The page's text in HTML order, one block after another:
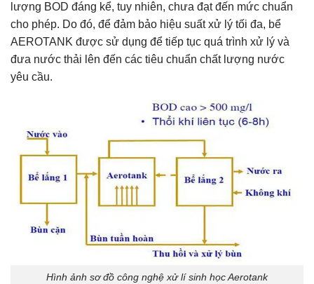
lượng BOD đáng kể, tuy nhiên, chưa đạt đến mức chuẩn
cho phép. Do đó, để đảm bảo hiệu suất xử lý tối đa, bể
AEROTANK được sử dụng để tiếp tục quá trình xử lý và
đưa nước thải lên đến các tiêu chuẩn chất lượng nước
yêu cầu.
Hình ảnh sơ đồ công nghệ xử lí sinh học Aerotank